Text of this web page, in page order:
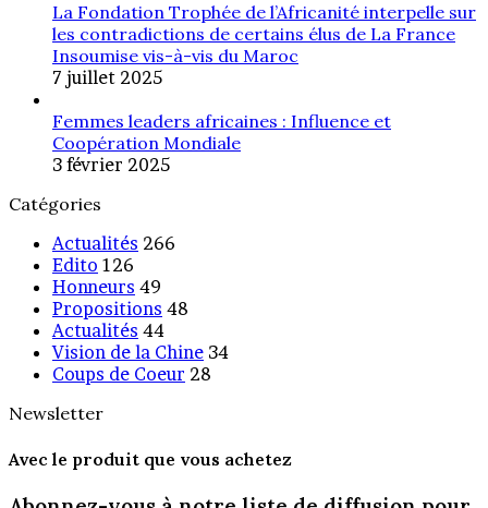
La Fondation Trophée de l’Africanité interpelle sur
les contradictions de certains élus de La France
Insoumise vis-à-vis du Maroc
7 juillet 2025
Femmes leaders africaines : Influence et
Coopération Mondiale
3 février 2025
Catégories
Actualités 266
Edito 126
Honneurs 49
Propositions 48
Actualités 44
Vision de la Chine 34
Coups de Coeur 28
Newsletter
Avec le produit que vous achetez